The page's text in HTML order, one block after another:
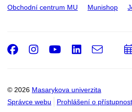
Obchodní centrum MU Munishop
© 2026 Masarykova univerzita
Správce webu
Prohlášení o
Facebook
Instagram
Youtube
e-